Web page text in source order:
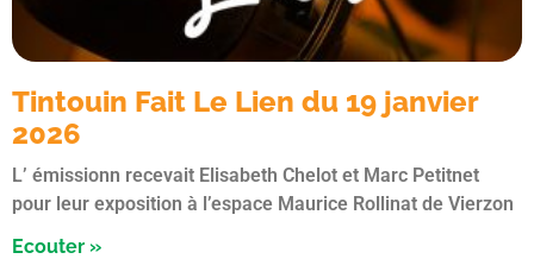
Tintouin Fait Le Lien du 19 janvier
2026
L’ émissionn recevait Elisabeth Chelot et Marc Petitnet
pour leur exposition à l’espace Maurice Rollinat de Vierzon
Ecouter »